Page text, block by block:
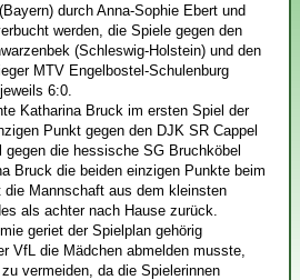
durch Anna-Sophie Ebert und
werden, die Spiele gegen den
(Schleswig-Holstein) und den
MTV Engelbostel-Schulenburg
6:0.
Katharina Bruck im ersten Spiel der
Punkt gegen den DJK SR Cappel
die hessische SG Bruchköbel
Bruck die beiden einzigen Punkte beim
Mannschaft aus dem kleinsten
als achter nach Hause zurück.
geriet der Spielplan gehörig
VfL die Mädchen abmelden musste,
vermeiden, da die Spielerinnen